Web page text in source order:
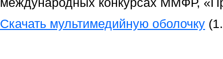
международных конкурсах ММФР,
Скачать мультимедийную оболочку